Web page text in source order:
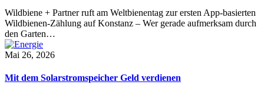
Wildbiene + Partner ruft am Weltbienentag zur ersten App-basierten
Wildbienen-Zählung auf Konstanz – Wer gerade aufmerksam durch
den Garten…
Mai 26, 2026
Mit dem Solarstromspeicher Geld verdienen